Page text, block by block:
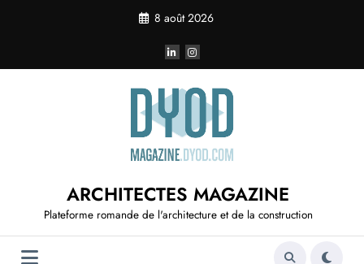
8 août 2026
ARCHITECTES MAGAZINE
Plateforme romande de l'architecture et de la construction